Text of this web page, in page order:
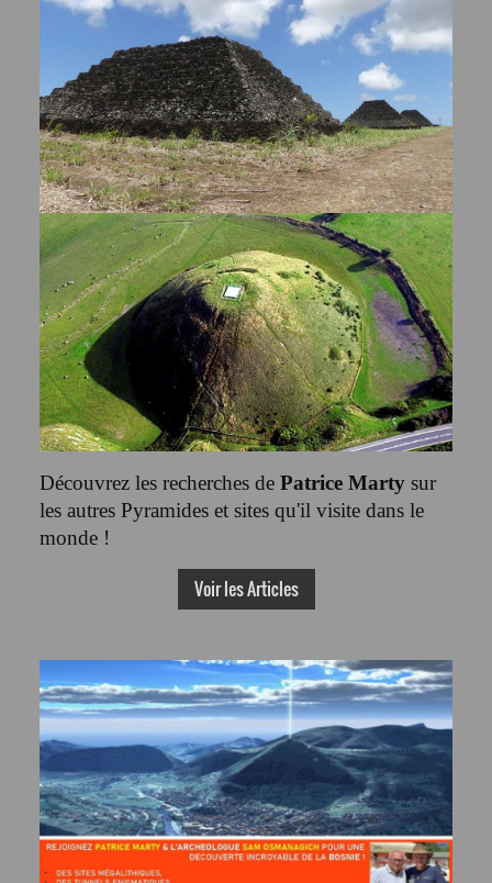
Découvrez les recherches de Patrice Martysur
les autres Pyramides et sites qu'il visite dans le
monde !
Voir les Articles